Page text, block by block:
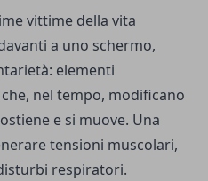
vittime della vita
a uno schermo,
elementi
nel tempo, modificano
e si muove. Una
tensioni muscolari,
respiratori.